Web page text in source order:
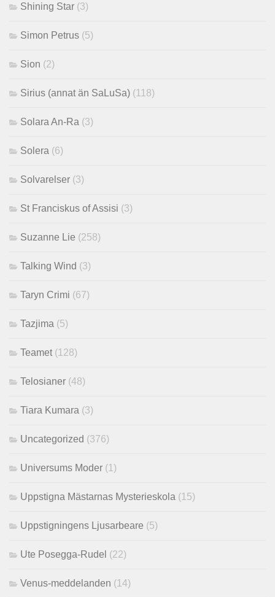
Shining Star (3)
Simon Petrus (5)
Sion (2)
Sirius (annat än SaLuSa) (118)
Solara An-Ra (3)
Solera (6)
Solvarelser (3)
St Franciskus of Assisi (3)
Suzanne Lie (258)
Talking Wind (3)
Taryn Crimi (67)
Tazjima (5)
Teamet (128)
Telosianer (48)
Tiara Kumara (3)
Uncategorized (376)
Universums Moder (1)
Uppstigna Mästarnas Mysterieskola (15)
Uppstigningens Ljusarbeare (5)
Ute Posegga-Rudel (22)
Venus-meddelanden (14)